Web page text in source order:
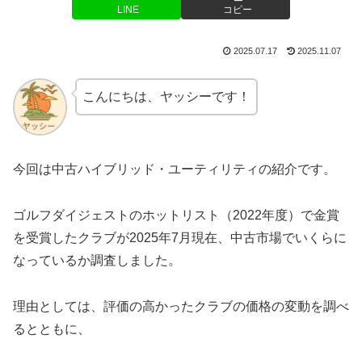
LINE コピー
2025.07.17 2025.11.07
こんにちは、ヤッシーです！
今回は中古ハイブリッド・ユーティリティの紹介です。
ゴルフダイジェストのホットリスト（2022年度）で金賞
を受賞したクラブが2025年7月現在、中古市場でいくらに
なっているか調査しました。
理由としては、評価の高かったクラブの価格の変動を調べ
るとともに、